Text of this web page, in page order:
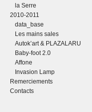
la Serre
2010-2011
data_base
Les mains sales
Autok’art & PLAZALARU
Baby-foot 2.0
Affone
Invasion Lamp
Remerciements
Contacts